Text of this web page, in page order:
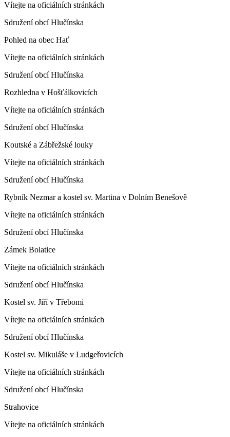
Vítejte na oficiálních stránkách
Sdružení obcí Hlučínska
Pohled na obec Hať
Vítejte na oficiálních stránkách
Sdružení obcí Hlučínska
Rozhledna v Hošťálkovicích
Vítejte na oficiálních stránkách
Sdružení obcí Hlučínska
Koutské a Zábřežské louky
Vítejte na oficiálních stránkách
Sdružení obcí Hlučínska
Rybník Nezmar a kostel sv. Martina v Dolním Benešově
Vítejte na oficiálních stránkách
Sdružení obcí Hlučínska
Zámek Bolatice
Vítejte na oficiálních stránkách
Sdružení obcí Hlučínska
Kostel sv. Jiří v Třebomi
Vítejte na oficiálních stránkách
Sdružení obcí Hlučínska
Kostel sv. Mikuláše v Ludgeřovicích
Vítejte na oficiálních stránkách
Sdružení obcí Hlučínska
Strahovice
Vítejte na oficiálních stránkách